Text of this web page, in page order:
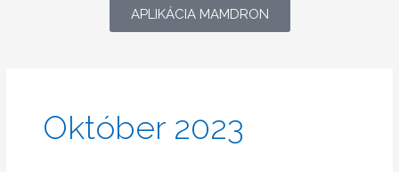
APLIKÁCIA MAMDRON
Október 2023